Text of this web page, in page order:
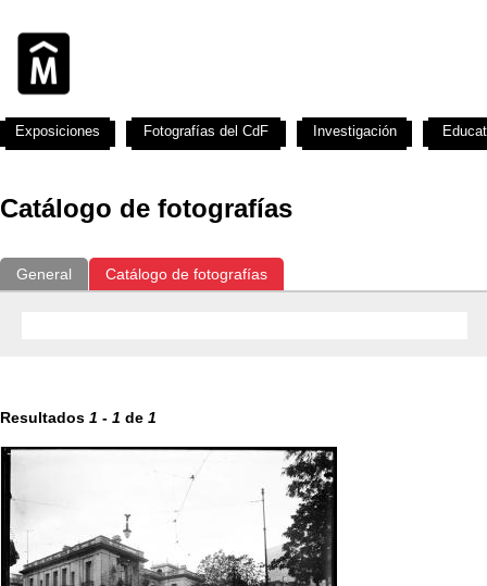
Catálogo de fotografías
General Catálogo de fotografías
Resultados 1 - 1 de 1
Exposiciones Fotografías del CdF Investigación